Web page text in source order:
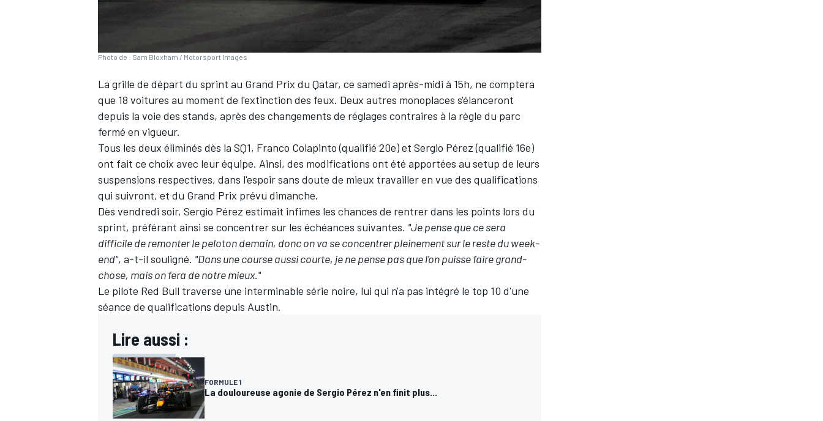
WEC
Photo de : Sam Bloxham / Motorsport Images
La grille de départ du sprint au Grand Prix du Qatar, ce samedi après-midi à 15h, ne comptera
que 18 voitures au moment de l'extinction des feux. Deux autres monoplaces s'élanceront
depuis la voie des stands, après des changements de réglages contraires à la règle du parc
fermé en vigueur.
Tous les deux éliminés dès la SQ1, Franco Colapinto(qualifié 20e) et Sergio Pérez(qualifié 16e)
ont fait ce choix avec leur équipe. Ainsi, des modifications ont été apportées au setup de leurs
suspensions respectives, dans l'espoir sans doute de mieux travailler en vue des qualifications
qui suivront, et du Grand Prix prévu dimanche.
Dès vendredi soir, Sergio Pérez estimait infimes les chances de rentrer dans les points lors du
sprint, préférant ainsi se concentrer sur les échéances suivantes. "Je pense que ce sera
difficile de remonter le peloton demain, donc on va se concentrer pleinement sur le reste du week-
end", a-t-il souligné. "Dans une course aussi courte, je ne pense pas que l'on puisse faire grand-
chose, mais on fera de notre mieux."
Le pilote Red Bull traverse une interminable série noire, lui qui n'a pas intégré le top 10 d'une
séance de qualifications depuis Austin.
Lire aussi :
FORMULE 1
La douloureuse agonie de Sergio Pérez n'en finit plus...